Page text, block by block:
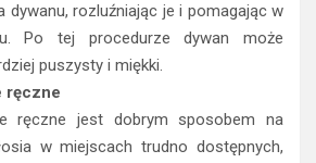
dywanu, rozluźniając je i pomagając w
Po tej procedurze dywan może
puszysty i miękki.
ręczne
ręczne jest dobrym sposobem na
w miejscach trudno dostępnych,